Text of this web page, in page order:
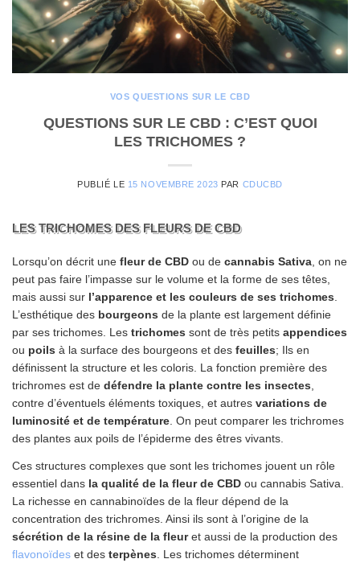
VOS QUESTIONS SUR LE CBD
QUESTIONS SUR LE CBD : C’EST QUOI
LES TRICHOMES ?
PUBLIÉ LE 15 NOVEMBRE 2023 PAR CDUCBD
LES TRICHOMES DES FLEURS DE CBD
Lorsqu’on décrit une fleur de CBD ou de cannabis Sativa , on ne
peut pas faire l’impasse sur le volume et la forme de ses têtes,
mais aussi sur l’apparence et les couleurs de ses trichomes
L’esthétique des bourgeons de la plante est largement définie
par ses trichomes. Les trichomes sont de très petits appendices
ou poils à la surface des bourgeons et des feuilles; Ils en
définissent la structure et les coloris. La fonction première des
trichromes est de défendre la plante contre les insectes
contre d’éventuels éléments toxiques, et autres variations de
luminosité et de température . On peut comparer les trichromes
des plantes aux poils de l’épiderme des êtres vivants.
Ces structures complexes que sont les trichomes jouent un rôle
essentiel dans la qualité de la fleur de CBD ou cannabis Sativa.
La richesse en cannabinoïdes de la fleur dépend de la
concentration des trichromes. Ainsi ils sont à l’origine de la
sécrétion de la résine de la fleuret aussi de la production des
flavonoïdes et des terpènes . Les trichomes déterminent